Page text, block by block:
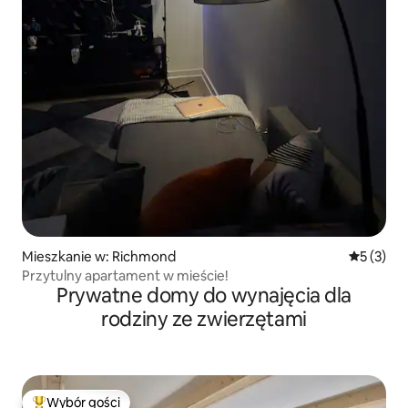
Mieszkanie w: Richmond Średnia
5 (3)
Przytulny apartament w mieście!
Prywatne domy do wynajęcia dla
rodziny ze zwierzętami
Wybór gości